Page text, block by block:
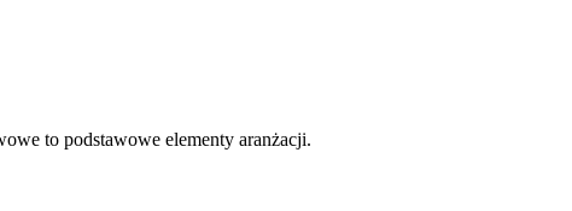
to podstawowe elementy aranżacji.